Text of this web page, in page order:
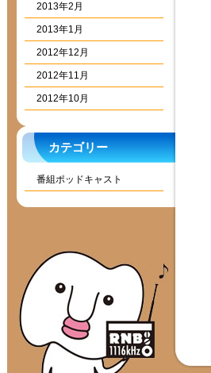
2013年2月
2013年1月
2012年12月
2012年11月
2012年10月
カテゴリー
番組ポッドキャスト